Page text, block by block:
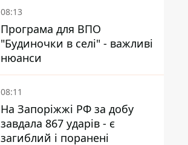
08:13
Програма для ВПО
"Будиночки в селі" - важливі
нюанси
08:11
На Запоріжжі РФ за добу
завдала 867 ударів - є
загиблий і поранені